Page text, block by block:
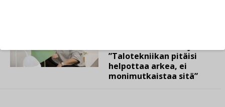
”Talotekniikan pitäisi
helpottaa arkea, ei
monimutkaistaa sitä”